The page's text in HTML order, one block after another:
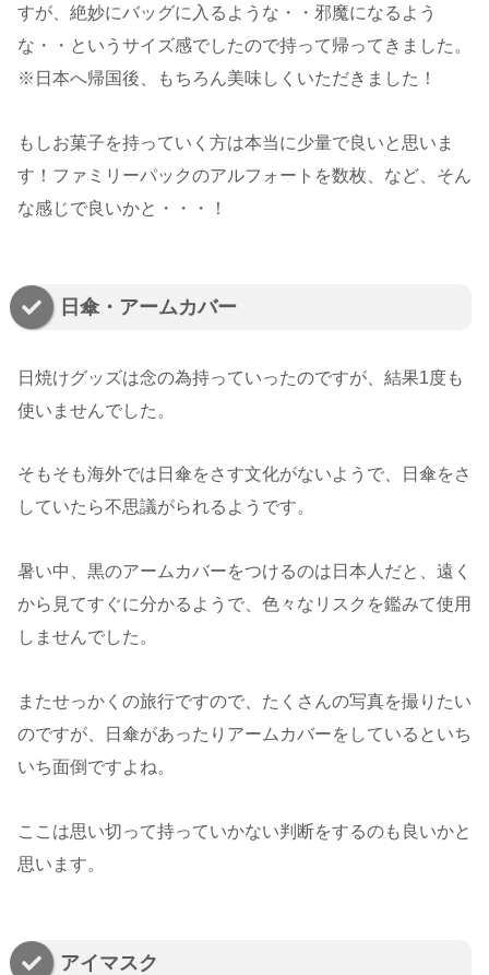
すが、絶妙にバッグに入るような・・邪魔になるよう
な・・というサイズ感でしたので持って帰ってきました。
※日本へ帰国後、もちろん美味しくいただきました！
もしお菓子を持っていく方は本当に少量で良いと思いま
す！ファミリーパックのアルフォートを数枚、など、そん
な感じで良いかと・・・！
日傘・アームカバー
日焼けグッズは念の為持っていったのですが、結果1度も
使いませんでした。
そもそも海外では日傘をさす文化がないようで、日傘をさ
していたら不思議がられるようです。
暑い中、黒のアームカバーをつけるのは日本人だと、遠く
から見てすぐに分かるようで、色々なリスクを鑑みて使用
しませんでした。
またせっかくの旅行ですので、たくさんの写真を撮りたい
のですが、日傘があったりアームカバーをしているといち
いち面倒ですよね。
ここは思い切って持っていかない判断をするのも良いかと
思います。
アイマスク